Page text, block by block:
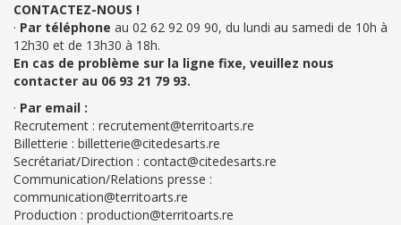
CONTACTEZ-NOUS !
· Par téléphone au 02 62 92 09 90, du lundi au samedi de 10h à
12h30 et de 13h30 à 18h.
En cas de problème sur la ligne fixe, veuillez nous
contacter au 06 93 21 79 93.
· Par email :
Recrutement : recrutement@territoarts.re
Billetterie : billetterie@citedesarts.re
Secrétariat/Direction : contact@citedesarts.re
Communication/Relations presse :
communication@territoarts.re
Production : production@territoarts.re